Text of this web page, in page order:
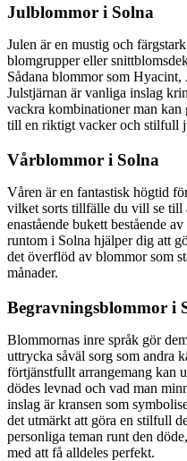
Julblommor i Solna
Julen är en mustig och
blomgrupper eller
Sådana blommor som
Julstjärnan är vanliga inslag kring denna
vackra kombinationer man kan
till en riktigt vacker och stilfull
Vårblommor i Solna
Våren är en fantastisk högtid
vilket sorts tillfälle du vill se till
enastående bukett bestående av
runtom i Solna hjälper dig att
det överflöd av blommor som
månader.
Begravningsblommor i
Blommornas inre språk gör
uttrycka såväl sorg som andra
förtjänstfullt arrangemang kan
dödes levnad och vad man minns
inslag är kransen som
det utmärkt att göra en stilfull
personliga teman runt den
med att få alldeles perfekt.